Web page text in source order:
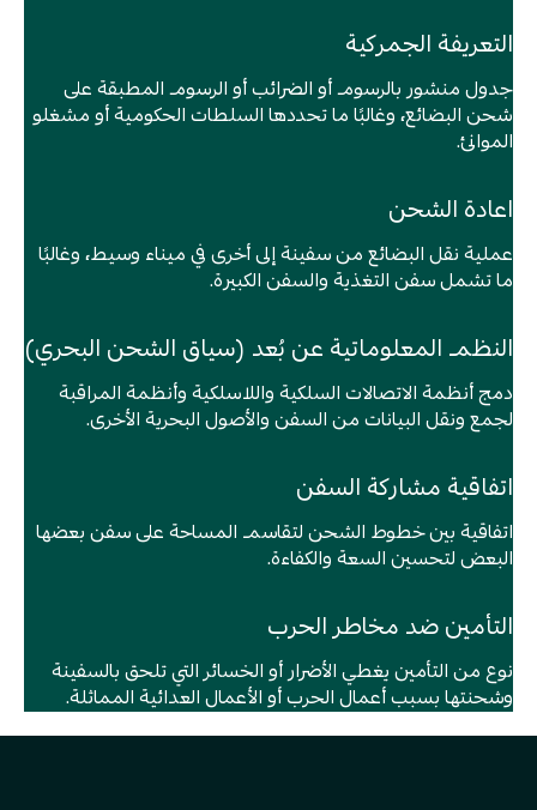
التعريفة الجمركية
جدول منشور بالرسوم أو الضرائب أو الرسوم المطبقة على
شحن البضائع، وغالبًا ما تحددها السلطات الحكومية أو مشغلو
الموانئ.
اعادة الشحن
عملية نقل البضائع من سفينة إلى أخرى في ميناء وسيط، وغالبًا
ما تشمل سفن التغذية والسفن الكبيرة.
النظم المعلوماتية عن بُعد (سياق الشحن البحري)
دمج أنظمة الاتصالات السلكية واللاسلكية وأنظمة المراقبة
لجمع ونقل البيانات من السفن والأصول البحرية الأخرى.
اتفاقية مشاركة السفن
اتفاقية بين خطوط الشحن لتقاسم المساحة على سفن بعضها
البعض لتحسين السعة والكفاءة.
التأمين ضد مخاطر الحرب
نوع من التأمين يغطي الأضرار أو الخسائر التي تلحق بالسفينة
وشحنتها بسبب أعمال الحرب أو الأعمال العدائية المماثلة.